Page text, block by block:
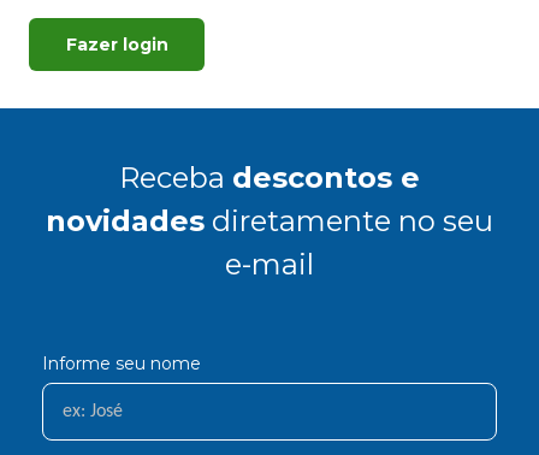
Receba descontos e
novidades diretamente no seu
e-mail
Informe seu nome